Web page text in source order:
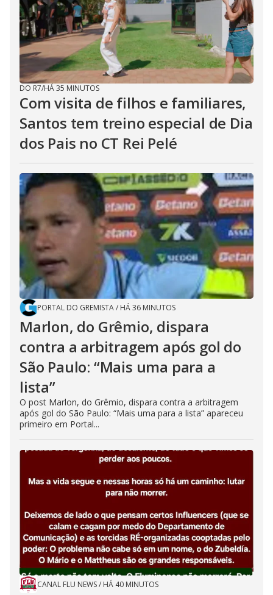
DO R7/HÁ 35 MINUTOS
Com visita de filhos e familiares,
Santos tem treino especial de Dia
dos Pais no CT Rei Pelé
PORTAL DO GREMISTA/ HÁ 36 MINUTOS
Marlon, do Grêmio, dispara
contra a arbitragem após gol do
São Paulo: “Mais uma para a
lista”
O post Marlon, do Grêmio, dispara contra a arbitragem
após gol do São Paulo: “Mais uma para a lista” apareceu
primeiro em Portal...
CANAL FLU NEWS/ HÁ 40 MINUTOS